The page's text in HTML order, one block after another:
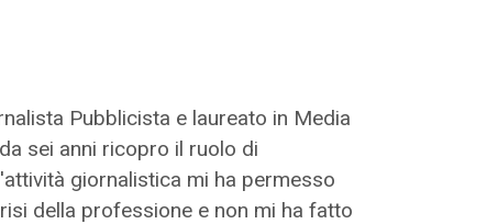
Pubblicista e laureato in Media
sei anni ricopro il ruolo di
giornalistica mi ha permesso
della professione e non mi ha fatto